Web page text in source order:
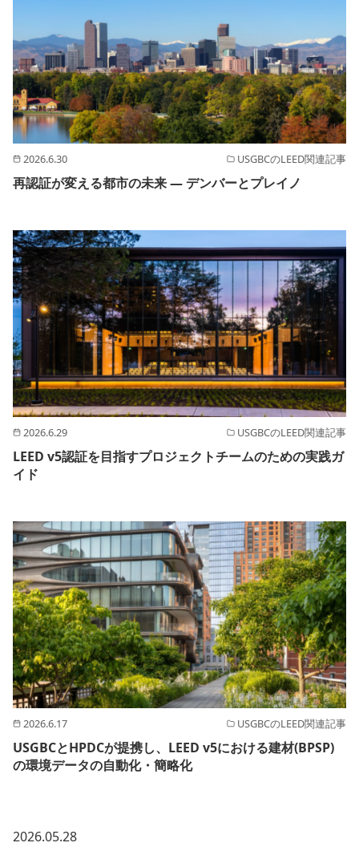
2026.6.30 USGBCのLEED関連記事
再認証が変える都市の未来 ― デンバーとプレイノ
2026.6.29 USGBCのLEED関連記事
LEED v5認証を目指すプロジェクトチームのための実践ガ
イド
2026.6.17 USGBCのLEED関連記事
USGBCとHPDCが提携し、LEED v5における建材(BPSP)
の環境データの自動化・簡略化
2026.05.28